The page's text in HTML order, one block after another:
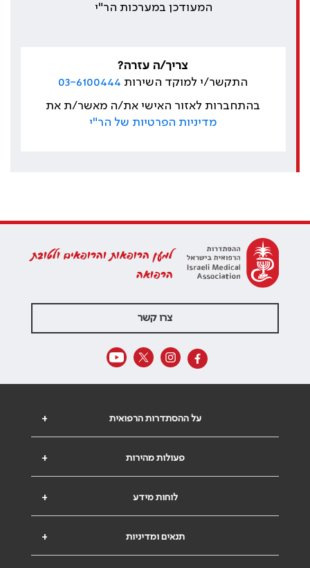
המעודכן במערכות הר"י
צריך/ה עזרה?
התקשר/י למוקד השירות 03-6100444
בהתחברות לאזור האישי את/ה מאשר/ת את
מדיניות הפרטיות של הר"י
למען הרופאות והרופאים ולטובת
הרפואה
צרו קשר
+ על ההסתדרות הרפואית
+ פעולות מהירות
+ לוחות מידע
+ תנאים ומדיניות